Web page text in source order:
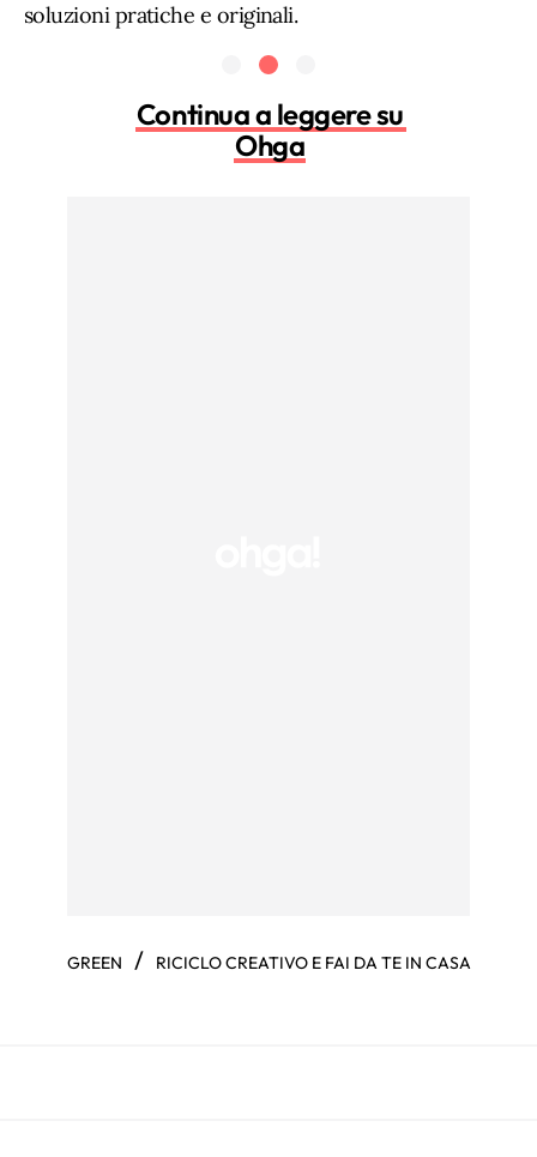
soluzioni pratiche e originali.
Continua a leggere su
Ohga
GREEN / RICICLO CREATIVO E FAI DA TE IN CASA